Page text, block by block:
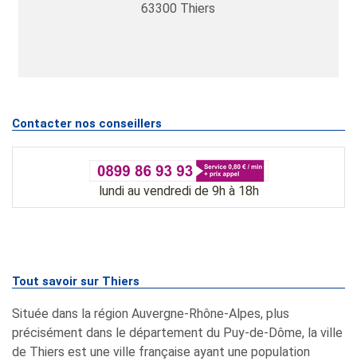
63300 Thiers
Contacter nos conseillers
lundi au vendredi de 9h à 18h
Tout savoir sur Thiers
Située dans la région Auvergne-Rhône-Alpes, plus
précisément dans le département du Puy-de-Dôme, la ville
de Thiers est une ville française ayant une population